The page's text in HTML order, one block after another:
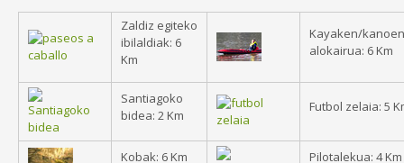
Zaldiz egiteko
ibilaldiak: 6
Km
Kayaken/
alokairua: 6 Km
Santiagoko
bidea: 2 Km
Futbol zelaia: 5
Kobak: 6 Km Pilotalekua: 4 Km